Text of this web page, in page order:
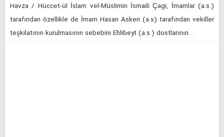
Havza / Hüccet-ül İslam vel-Müslimin İsmaili Çagi, İmamlar (a.s.)
tarafından özellikle de İmam Hasan Askeri (a.s) tarafından vekiller
teşkilatının kurulmasının sebebini Ehlibeyt (a.s.) dostlarının…